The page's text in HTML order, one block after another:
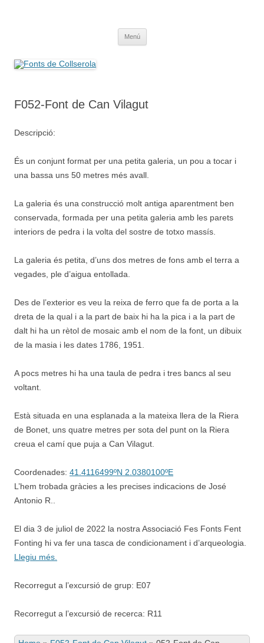
Menú
F052-Font de Can Vilagut
Descripció:
És un conjunt format per una petita galeria, un pou a tocar i
una bassa uns 50 metres més avall.
La galeria és una construcció molt antiga aparentment ben
conservada, formada per una petita galeria amb les parets
interiors de pedra i la volta del sostre de totxo massís.
La galeria és petita, d’uns dos metres de fons amb el terra a
vegades, ple d’aigua entollada.
Des de l’exterior es veu la reixa de ferro que fa de porta a la
dreta de la qual i a la part de baix hi ha la pica i a la part de
dalt hi ha un rètol de mosaic amb el nom de la font, un dibuix
de la masia i les dates 1786, 1951.
A pocs metres hi ha una taula de pedra i tres bancs al seu
voltant.
Està situada en una esplanada a la mateixa llera de la Riera
de Bonet, uns quatre metres per sota del punt on la Riera
creua el camí que puja a Can Vilagut.
Coordenades: 41.4116499ºN 2.0380100ºE
L’hem trobada gràcies a les precises indicacions de José
Antonio R..
El dia 3 de juliol de 2022 la nostra Associació Fes Fonts Fent
Fonting hi va fer una tasca de condicionament i d’arqueologia.
Llegiu més.
Recorregut a l’excursió de grup: E07
Recorregut a l’excursió de recerca: R11